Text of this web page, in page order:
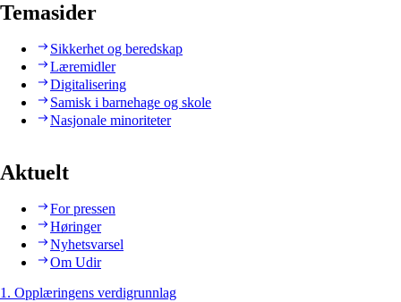
Temasider
Sikkerhet og beredskap
Læremidler
Digitalisering
Samisk i barnehage og skole
Nasjonale minoriteter
Aktuelt
For pressen
Høringer
Nyhetsvarsel
Om Udir
1. Opplæringens verdigrunnlag